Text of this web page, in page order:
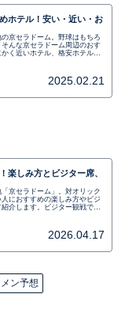
ホテル！安い・近い・お
京セラドーム。野球はもちろ
んな京セラドーム周辺のおす
く近いホテル、格安ホテル、
2025.02.21
楽しみ方とビジター席、
京セラドーム」。対オリック
におすすめの楽しみ方やビジ
介します。ビジター観戦で気
2026.04.17
ン予想